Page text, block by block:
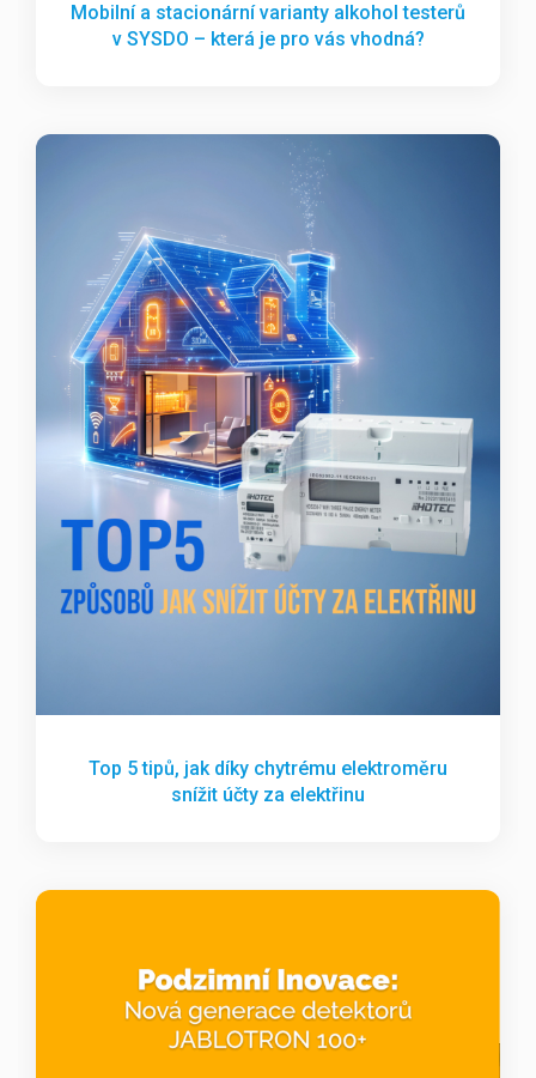
Mobilní a stacionární varianty alkohol testerů
v SYSDO – která je pro vás vhodná?
Top 5 tipů, jak díky chytrému elektroměru
snížit účty za elektřinu